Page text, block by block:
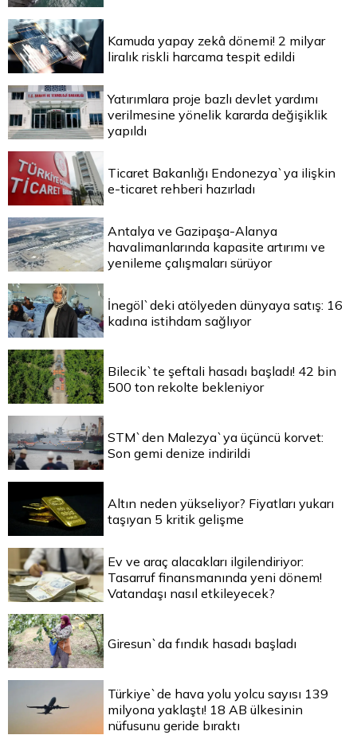
Kamuda yapay zekâ dönemi! 2 milyar
liralık riskli harcama tespit edildi
Yatırımlara proje bazlı devlet yardımı
verilmesine yönelik kararda değişiklik
yapıldı
Ticaret Bakanlığı Endonezya`ya ilişkin
e-ticaret rehberi hazırladı
Antalya ve Gazipaşa-Alanya
havalimanlarında kapasite artırımı ve
yenileme çalışmaları sürüyor
İnegöl`deki atölyeden dünyaya satış: 16
kadına istihdam sağlıyor
Bilecik`te şeftali hasadı başladı! 42 bin
500 ton rekolte bekleniyor
STM`den Malezya`ya üçüncü korvet:
Son gemi denize indirildi
Altın neden yükseliyor? Fiyatları yukarı
taşıyan 5 kritik gelişme
Ev ve araç alacakları ilgilendiriyor:
Tasarruf finansmanında yeni dönem!
Vatandaşı nasıl etkileyecek?
Giresun`da fındık hasadı başladı
Türkiye`de hava yolu yolcu sayısı 139
milyona yaklaştı! 18 AB ülkesinin
nüfusunu geride bıraktı